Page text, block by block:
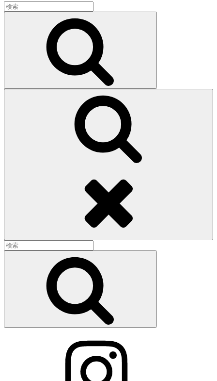
検
索:
検
索: